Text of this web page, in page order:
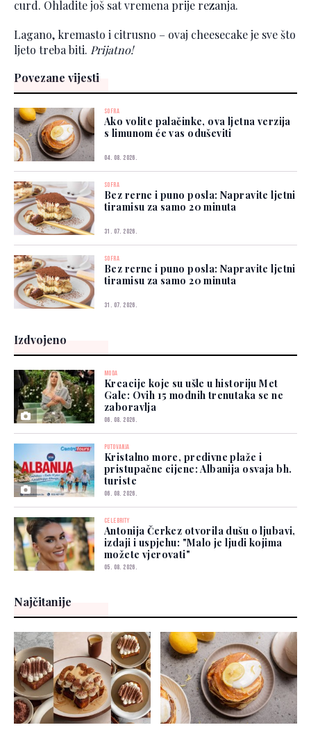
curd. Ohladite još sat vremena prije rezanja.
Lagano, kremasto i citrusno – ovaj cheesecake je sve što
ljeto treba biti. Prijatno!
Povezane vijesti
SOFRA
Ako volite palačinke, ova ljetna verzija
s limunom će vas oduševiti
04. 08. 2026.
SOFRA
Bez rerne i puno posla: Napravite ljetni
tiramisu za samo 20 minuta
31. 07. 2026.
SOFRA
Bez rerne i puno posla: Napravite ljetni
tiramisu za samo 20 minuta
31. 07. 2026.
Izdvojeno
MODA
Kreacije koje su ušle u historiju Met
Gale: Ovih 15 modnih trenutaka se ne
zaboravlja
06. 08. 2026.
PUTOVANJA
Kristalno more, predivne plaže i
pristupačne cijene: Albanija osvaja bh.
turiste
06. 08. 2026.
CELEBRITY
Antonija Čerkez otvorila dušu o ljubavi,
izdaji i uspjehu: "Malo je ljudi kojima
možete vjerovati"
05. 08. 2026.
Najčitanije